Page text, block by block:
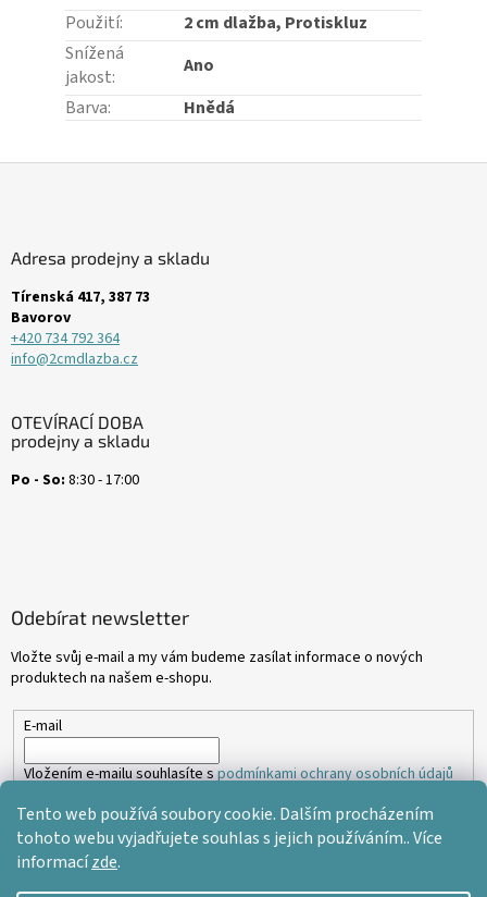
Tento web používá soubory cookie. Dalším procházením
tohoto webu vyjadřujete souhlas s jejich používáním.. Více
informacízde.
Použití:
2 cm dlažba, Protiskluz
Snížená
jakost:
Ano
Barva: Hnědá
Adresa prodejny a skladu
Tírenská 417, 387 73
Bavorov
+420 734 792 364
info@2cmdlazba.cz
OTEVÍRACÍ DOBA
prodejny a skladu
Po - So: 8:30 - 17:00
Odebírat newsletter
Vložte svůj e-mail a my vám budeme zasílat informace o nových
produktech na našem e-shopu.
E-mail
Vložením e-mailu souhlasíte spodmínkami ochrany osobních údajů
PŘIHLÁSIT SE